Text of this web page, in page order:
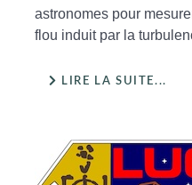
astronomes pour
flou induit par la
LIRE LA SUITE...